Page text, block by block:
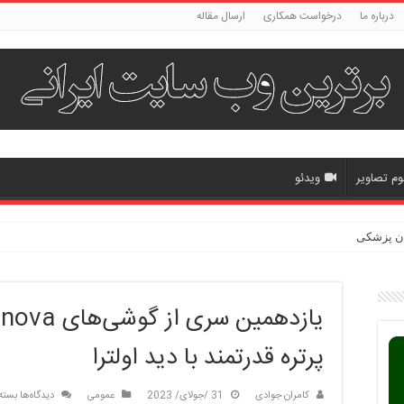
درباره ما درخواست همکاری ارسال مقاله
تصاویر ویدئو
پزشکی
پرتره قدرتمند با دید اولترا
کامران جوادی 31 /جولای/ 2023 عمومی دیدگاه‌ها برای